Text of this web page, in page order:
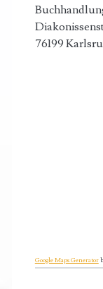
76199
Google Maps Generator